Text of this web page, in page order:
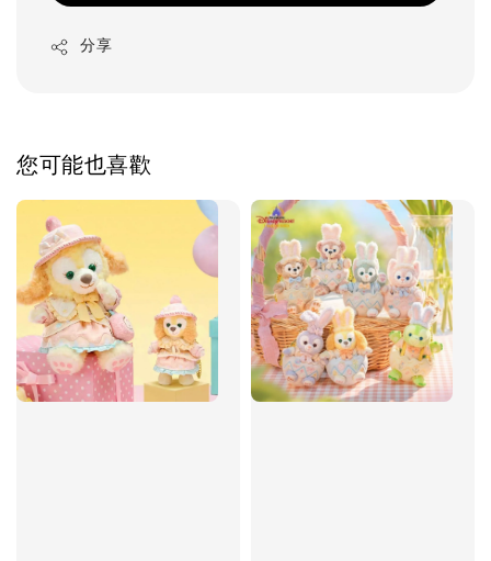
分享
您可能也喜歡